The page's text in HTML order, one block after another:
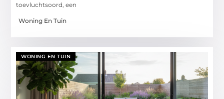
toevluchtsoord, een
Woning En Tuin
WONING EN TUIN